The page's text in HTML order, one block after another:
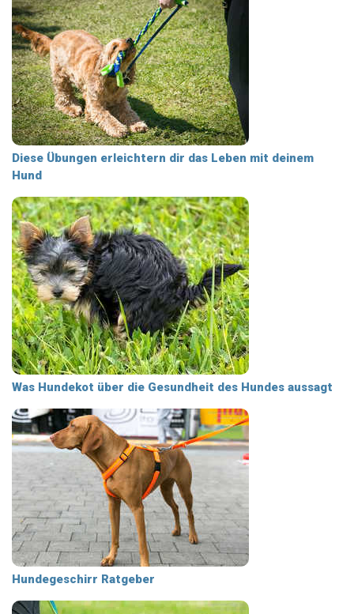
Diese Übungen erleichtern dir das Leben mit deinem
Hund
Was Hundekot über die Gesundheit des Hundes aussagt
Hundegeschirr Ratgeber